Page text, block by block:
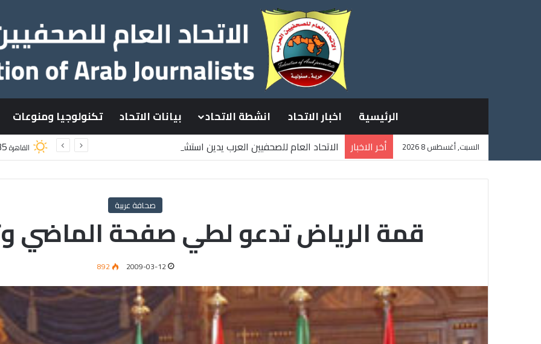
الرئيسية اخبار الاتحاد انشطة الاتحاد بيانات الاتحاد تكنولوجيا ومنوعات
السبت, أغسطس 8 2026 أخر الاخبار
الاتحاد العام للصحفيين العرب يدين استشهاد
القاهرة
صحافة عربية
قمة الرياض تدعو لطي صفحة الماضي
2009-03-12
892